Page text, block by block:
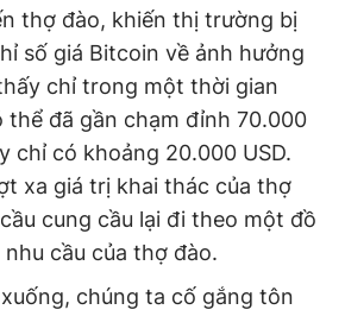
thợ đào, khiến thị trường bị
số giá Bitcoin về ảnh hưởng
chỉ trong một thời gian
thể đã gần chạm đỉnh 70.000
chỉ có khoảng 20.000 USD.
xa giá trị khai thác của thợ
cung cầu lại đi theo một đồ
cầu của thợ đào.
chúng ta cố gắng tôn